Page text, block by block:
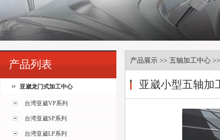
产品列表
亚崴龙门式加工中心
台湾亚崴VP系列
台湾亚崴SP系列
台湾亚崴LP系列
产品展示 >> 五轴加工中心
亚崴小型五轴加